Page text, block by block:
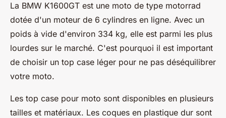
La BMW K1600GT est une moto de type motorrad
dotée d'un moteur de 6 cylindres en ligne. Avec un
poids à vide d'environ 334 kg, elle est parmi les plus
lourdes sur le marché. C'est pourquoi il est important
de choisir un top case léger pour ne pas déséquilibrer
votre moto.
Les top case pour moto sont disponibles en plusieurs
tailles et matériaux. Les coques en plastique dur sont